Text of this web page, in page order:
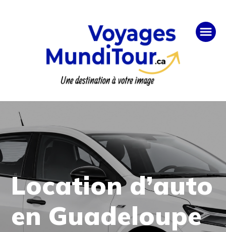
Location d’auto
en Guadeloupe